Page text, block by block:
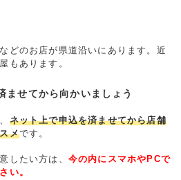
どのお店が県道沿いにあります。近
もあります。
ませてから向かいましょう
ネット上で申込を済ませてから店舗
メです。
したい方は、 今の内にスマホやPCで
い。